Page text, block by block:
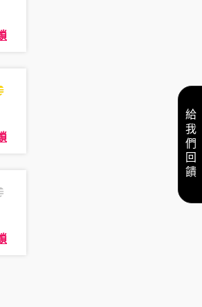
給我們回饋